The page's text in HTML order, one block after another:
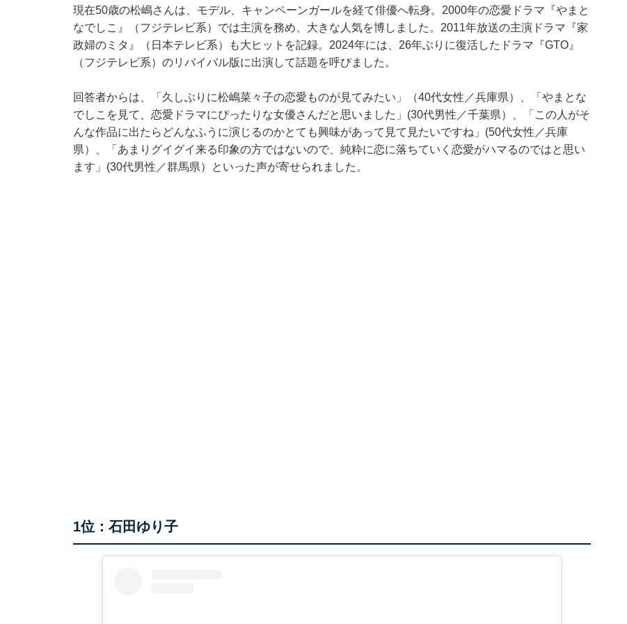
現在50歳の松嶋さんは、モデル、キャンペーンガールを経て俳優へ転身。2000年の恋愛ドラマ『やまと
なでしこ』（フジテレビ系）では主演を務め、大きな人気を博しました。2011年放送の主演ドラマ『家
政婦のミタ』（日本テレビ系）も大ヒットを記録。2024年には、26年ぶりに復活したドラマ『GTO』
（フジテレビ系）のリバイバル版に出演して話題を呼びました。
回答者からは、「久しぶりに松嶋菜々子の恋愛ものが見てみたい」（40代女性／兵庫県）、「やまとな
でしこを見て、恋愛ドラマにぴったりな女優さんだと思いました」(30代男性／千葉県）、「この人がそ
んな作品に出たらどんなふうに演じるのかとても興味があって見て見たいですね」(50代女性／兵庫
県）、「あまりグイグイ来る印象の方ではないので、純粋に恋に落ちていく恋愛がハマるのではと思い
ます」(30代男性／群馬県）といった声が寄せられました。
1位：石田ゆり子